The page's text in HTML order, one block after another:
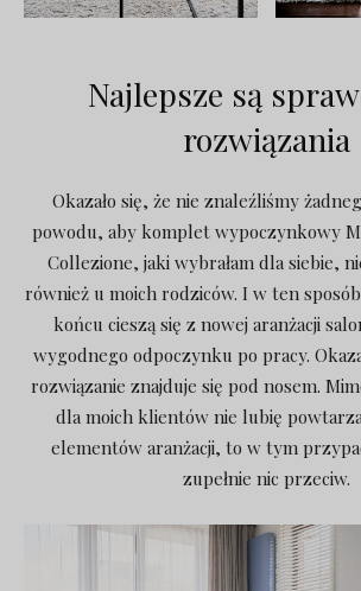
Najlepsze są
rozwiązania
Okazało się, że nie znaleźliśmy
powodu, aby komplet wypoczynkowy
Collezione, jaki wybrałam dla siebie,
również u moich rodziców. I w ten
końcu cieszą się z nowej aranżacji
wygodnego odpoczynku po pracy.
rozwiązanie znajduje się pod nosem.
dla moich klientów nie lubię
elementów aranżacji, to w tym
zupełnie nic przeciw.